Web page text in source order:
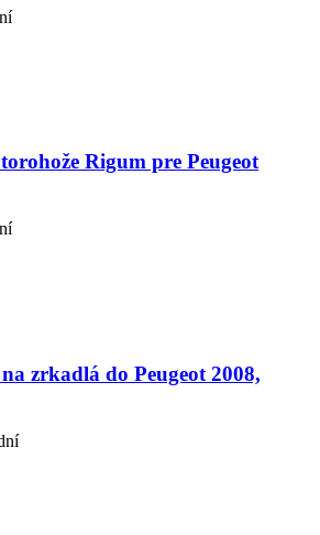
Rigum pre Peugeot
zrkadlá do Peugeot 2008,